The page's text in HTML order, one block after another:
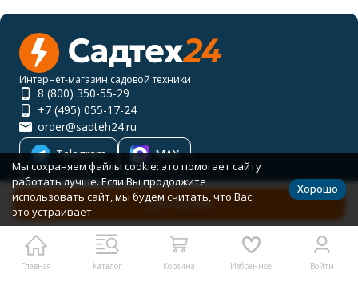
В корзину
Главная Каталог Корзина Избранное Войти
Интернет-магазин садовой техники
8 (800) 350-55-29
+7 (495) 055-17-24
order@sadteh24.ru
Telegram
MAX
Мы в соцсетях
Каталог товаров
Мы сохраняем файлы cookie: это помогает сайту
работать лучше. Если Вы продолжите
использовать сайт, мы будем считать, что Вас
это устраивает.
Хорошо